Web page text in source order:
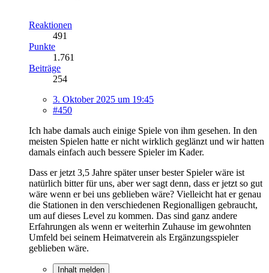
Reaktionen
491
Punkte
1.761
Beiträge
254
3. Oktober 2025 um 19:45
#450
Ich habe damals auch einige Spiele von ihm gesehen. In den
meisten Spielen hatte er nicht wirklich geglänzt und wir hatten
damals einfach auch bessere Spieler im Kader.
Dass er jetzt 3,5 Jahre später unser bester Spieler wäre ist
natürlich bitter für uns, aber wer sagt denn, dass er jetzt so gut
wäre wenn er bei uns geblieben wäre? Vielleicht hat er genau
die Stationen in den verschiedenen Regionalligen gebraucht,
um auf dieses Level zu kommen. Das sind ganz andere
Erfahrungen als wenn er weiterhin Zuhause im gewohnten
Umfeld bei seinem Heimatverein als Ergänzungsspieler
geblieben wäre.
Inhalt melden